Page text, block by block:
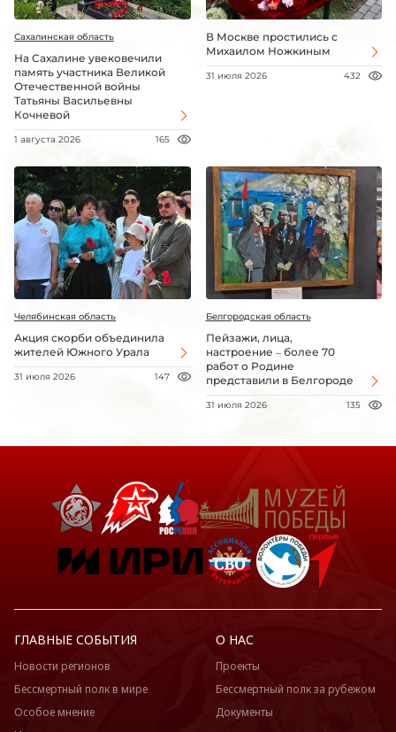
Сахалинская область
На Сахалине увековечили
память участника Великой
Отечественной войны
Татьяны Васильевны
Кочневой
1 августа 2026 165
В Москве простились с
Михаилом Ножкиным
31 июля 2026 432
Челябинская область
Акция скорби объединила
жителей Южного Урала
31 июля 2026 147
Белгородская область
Пейзажи, лица,
настроение – более 70
работ о Родине
представили в Белгороде
31 июля 2026 135
ГЛАВНЫЕ СОБЫТИЯ
Новости регионов
Бессмертный полк в мире
Особое мнение
О НАС
Проекты
Бессмертный полк за рубежом
Документы